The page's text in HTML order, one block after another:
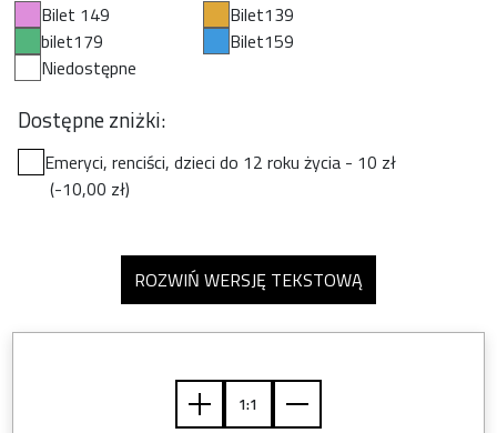
Bilet 149
Bilet139
bilet179
Bilet159
Niedostępne
Dostępne zniżki:
Emeryci, renciści, dzieci do 12 roku życia - 10 zł
(-10,00 zł)
ROZWIŃ WERSJĘ TEKSTOWĄ